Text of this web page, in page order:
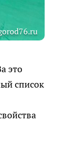
это
список